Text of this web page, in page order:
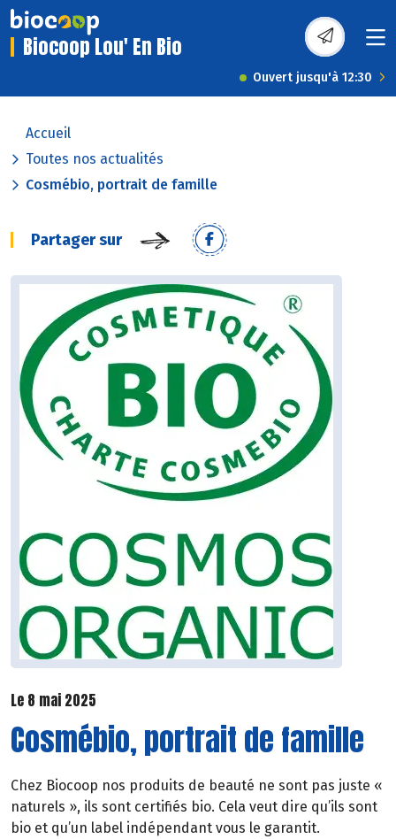
Biocoop Lou' En Bio
Ouvert jusqu'à 12:30
Accueil
Toutes nos actualités
Cosmébio, portrait de famille
Partager sur
Le 8 mai 2025
Cosmébio, portrait de famille
Chez Biocoop nos produits de beauté ne sont pas juste «
naturels », ils sont certifiés bio. Cela veut dire qu’ils sont
bio et qu’un label indépendant vous le garantit.